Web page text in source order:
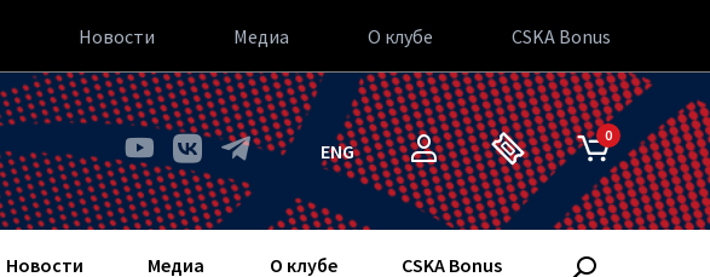
Новости Медиа О клубе CSKA Bonus
ENG
0
Новости Медиа О клубе CSKA Bonus